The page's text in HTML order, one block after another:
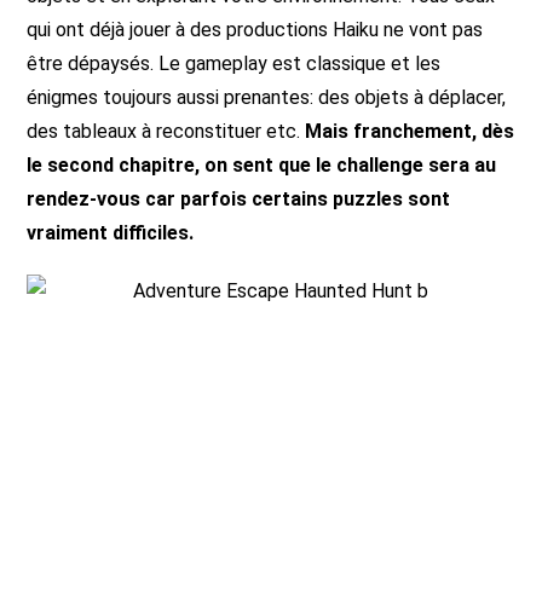
qui ont déjà jouer à des productions Haiku ne vont pas
être dépaysés. Le gameplay est classique et les
énigmes toujours aussi prenantes: des objets à déplacer,
des tableaux à reconstituer etc. Mais franchement, dès
le second chapitre, on sent que le challenge sera au
rendez-vous car parfois certains puzzles sont
vraiment difficiles.